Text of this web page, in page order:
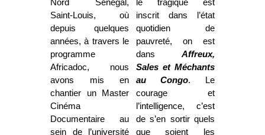
Nord Sénégal,
Saint-Louis, où
depuis quelques
années, à travers le
programme
Africadoc, nous
avons mis en
chantier un Master
Cinéma
Documentaire au
sein de l’université
le tragique est
inscrit dans l’état
quotidien de
pauvreté, on est
dans Affreux,
Sales et Méchants
au Congo. Le
courage et
l’intelligence, c’est
de s’en sortir quels
que soient les